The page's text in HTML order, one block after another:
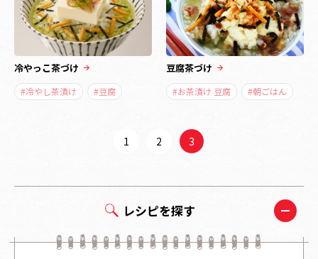
冷やっこ茶づけ
#冷やし茶漬け #豆腐
豆腐茶づけ
#お茶漬け 豆腐 #朝ごはん
1 2 3
レシピを探す